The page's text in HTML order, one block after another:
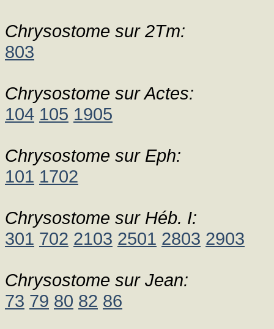
Chrysostome sur 2Tm:
803
Chrysostome sur Actes:
104 105 1905
Chrysostome sur Eph:
101 1702
Chrysostome sur Héb. I:
301 702 2103 2501 2803 2903
Chrysostome sur Jean:
73 79 80 82 86